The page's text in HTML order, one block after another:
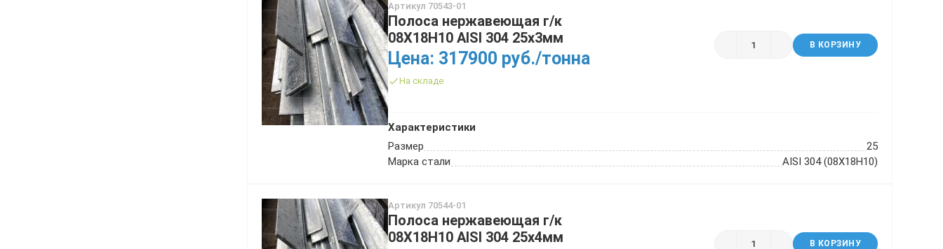
Артикул 70543-01
Полоса нержавеющая г/к
08Х18Н10 AISI 304 25х3мм
Цена: 317900 руб./тонна
На складе
В КОРЗИНУ
Характеристики
Размер
25
Марка стали
AISI 304 (08Х18Н10)
Артикул 70544-01
Полоса нержавеющая г/к
08Х18Н10 AISI 304 25х4мм
В КОРЗИНУ